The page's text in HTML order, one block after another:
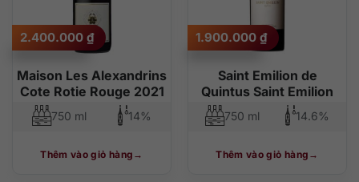
Maison Les Alexandrins
Cote Rotie Rouge 2021
2.400.000 ₫
750 ml 14%
Thêm vào giỏ hàng
Saint Emilion de
Quintus Saint Emilion
1.900.000 ₫
750 ml 14.6%
Thêm vào giỏ hàng